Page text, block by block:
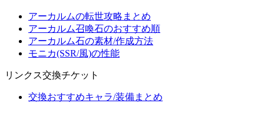
アーカルムの転世攻略まとめ
アーカルム召喚石のおすすめ順
アーカルム石の素材/作成方法
モニカ(SSR/風)の性能
リンクス交換チケット
交換おすすめキャラ/装備まとめ